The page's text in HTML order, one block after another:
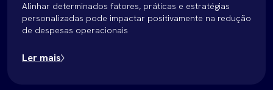
Alinhar determinados fatores, práticas e estratégias
personalizadas pode impactar positivamente na redução
de despesas operacionais
Ler mais